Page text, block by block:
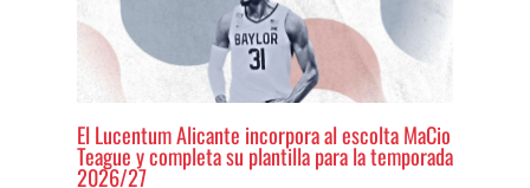
El Lucentum Alicante incorpora al escolta MaCio
Teague y completa su plantilla para la temporada
2026/27